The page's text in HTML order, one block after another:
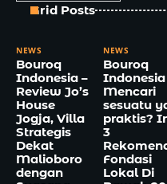
Grid Posts
NEWS
Bouroq
Indonesia –
Review Jo’s
House
Jogja, Villa
Strategis
Dekat
Malioboro
dengan
NEWS
Bouroq
Indonesia
Mencari
sesuatu
praktis?
3
Fondasi
Lokal Di